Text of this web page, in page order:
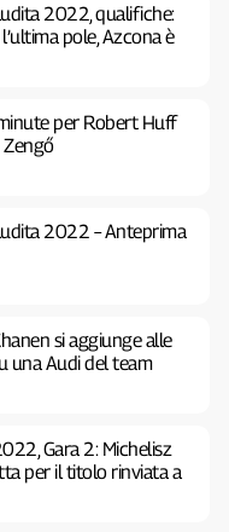
2022, qualifiche:
pole, Azcona è
per Robert Huff
Zengő
2022 – Anteprima
si aggiunge alle
una Audi del team
Gara 2: Michelisz
per il titolo rinviata a